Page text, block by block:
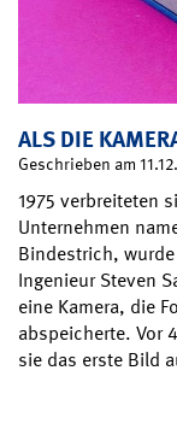
ALS DIE
Geschrieben am
1975 verbreiteten
Unternehmen
Bindestrich,
Ingenieur Steven
eine Kamera, die
abspeicherte. Vor
sie das erste Bild